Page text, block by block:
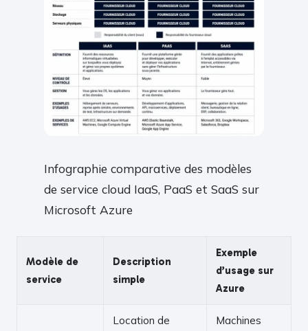
Infographie comparative des modèles
de service cloud IaaS, PaaS et SaaS sur
Microsoft Azure
Modèle de
service
Description
simple
Exemple
d’usage sur
Azure
Location de
Machines